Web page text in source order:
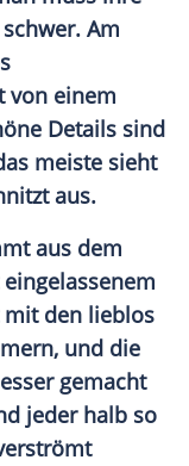
Am
von einem
Details sind
meiste sieht
aus.
aus dem
den lieblos
und die
gemacht
jeder halb so